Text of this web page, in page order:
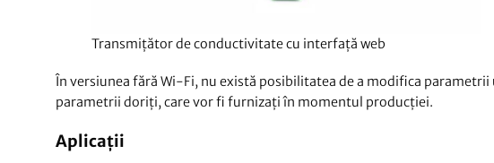
Transmițător de conductivitate cu interfață web
În versiunea fără Wi-Fi, nu există posibilitatea de a modifica
parametrii doriți, care vor fi furnizați în momentul producției.
Aplicații